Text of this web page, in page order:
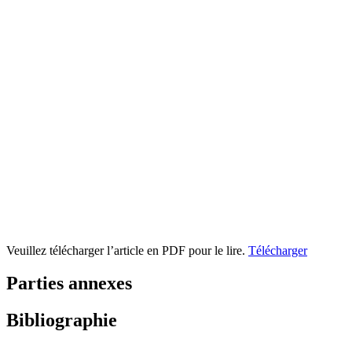
Veuillez télécharger l’article en PDF pour le lire. Télécharger
Parties annexes
Bibliographie